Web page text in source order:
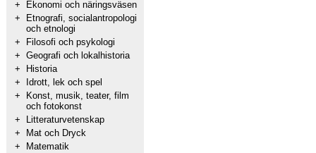
+
Ekonomi och näringsväsen
+
Etnografi, socialantropologi
och etnologi
+
Filosofi och psykologi
+ Geografi och lokalhistoria
+
Historia
+
Idrott, lek och spel
+
Konst, musik, teater, film
och fotokonst
+
Litteraturvetenskap
+
Mat och Dryck
+
Matematik